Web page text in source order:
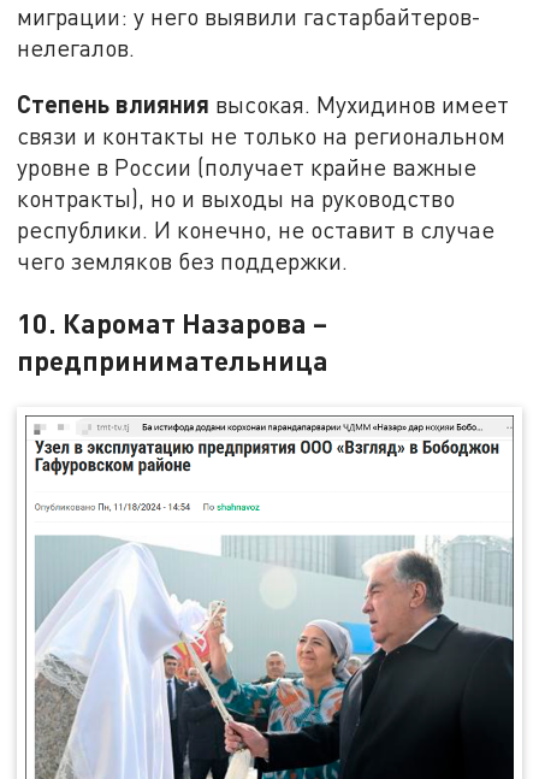
миграции: у него выявили гастарбайтеров-
нелегалов.
Степень влияния высокая. Мухидинов имеет
связи и контакты не только на региональном
уровне в России (получает крайне важные
контракты), но и выходы на руководство
республики. И конечно, не оставит в случае
чего земляков без поддержки.
10. Каромат Назарова –
предпринимательница